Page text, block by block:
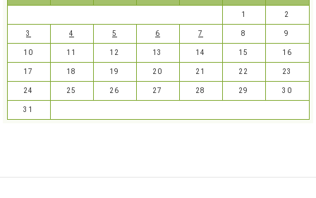
1 2
3 4 5 6 7 8 9
10 11 12 13 14 15 16
17 18 19 20 21 22 23
24 25 26 27 28 29 30
31